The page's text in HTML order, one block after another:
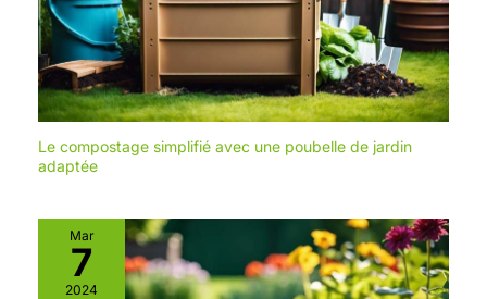
Le compostage simplifié avec une poubelle de jardin
adaptée
Mar
7
2024